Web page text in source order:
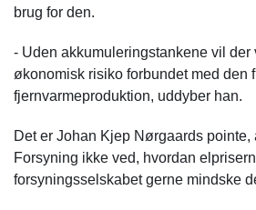
brug for den.
- Uden akkumuleringstankene vil
økonomisk risiko forbundet med den
fjernvarmeproduktion, uddyber han.
Det er Johan Kjep Nørgaards pointe,
Forsyning ikke ved, hvordan
forsyningsselskabet gerne mindske